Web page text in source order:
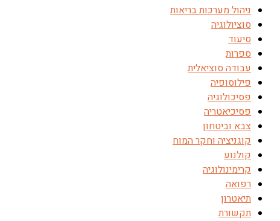
ניהול מערכות בריאות
סוציולוגיה
סיעוד
ספרות
עבודה סוציאלית
פילוסופיה
פסיכולוגיה
פסיכיאטריה
צבא וביטחון
קוגניציה וחקר המוח
קולנוע
קרימינולוגיה
רפואה
תיאטרון
תקשורת